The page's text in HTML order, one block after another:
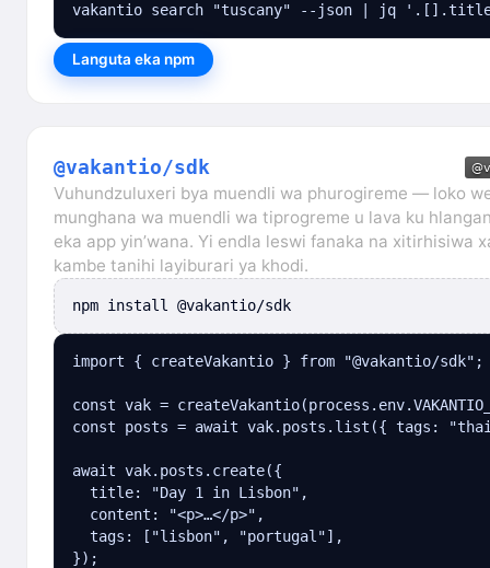
vakantio search "tuscany" --json | jq
Languta eka npm
@vakantio/sdk
Vuhundzuluxeri bya muendli wa phurogireme — loko
munghana wa muendli wa tiprogreme u lava ku
eka app yin’wana. Yi endla leswi fanaka na xitirhisiwa
kambe tanihi layiburari ya khodi.
npm install @vakantio/sdk
import { createVakantio } from "@vakantio/sdk";
const vak =
const posts = await vak.posts.list({ tags:
await vak.posts.create({
  title: "Day 1 in Lisbon",
  content: "<p>…</p>",
  tags: ["lisbon", "portugal"],
});